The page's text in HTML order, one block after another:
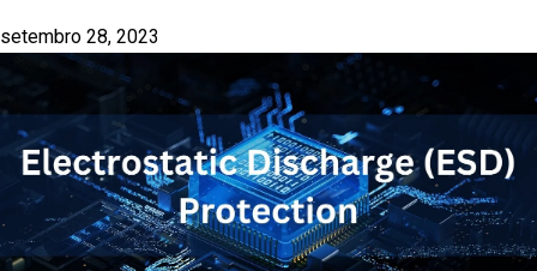
setembro 28, 2023